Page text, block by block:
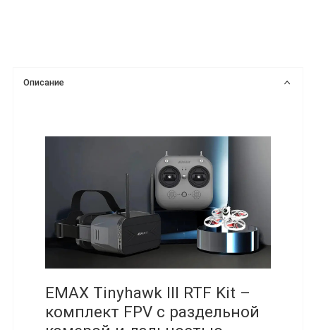
Описание
EMAX Tinyhawk III RTF Kit –
комплект FPV с раздельной